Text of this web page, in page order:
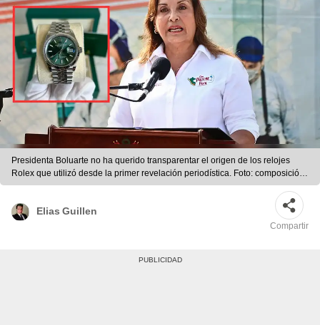
Presidenta Boluarte no ha querido transparentar el origen de los relojes
Rolex que utilizó desde la primer revelación periodística. Foto: composición
LR/ Andina.
Elias Guillen
Compartir